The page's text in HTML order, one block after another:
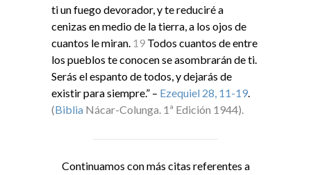
ti un fuego devorador, y te reduciré a
cenizas en medio de la tierra, a los ojos de
cuantos le miran. 19 Todos cuantos de entre
los pueblos te conocen se asombrarán de ti.
Serás el espanto de todos, y dejarás de
existir para siempre.” – Ezequiel 28, 11-19.
(Biblia Nácar-Colunga. 1ª Edición 1944).
Continuamos con más citas referentes a